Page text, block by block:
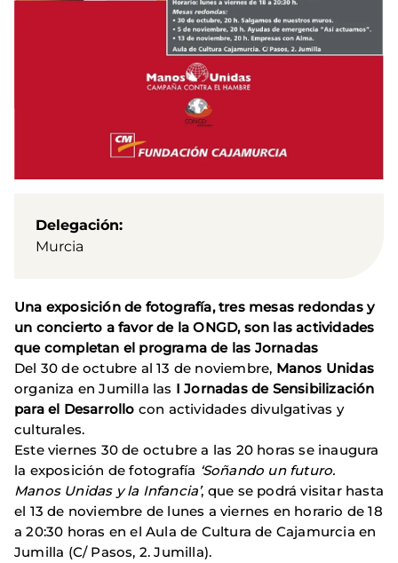
Delegación
Murcia
Una exposición de fotografía, tres mesas redondas y
un concierto a favor de la ONGD, son las actividades
que completan el programa de las Jornadas
Del 30 de octubre al 13 de noviembre, Manos Unidas
organiza en Jumilla las I Jornadas de Sensibilización
para el Desarrollo con actividades divulgativas y
culturales.
Este viernes 30 de octubre a las 20 horas se inaugura
la exposición de fotografía ‘Soñando un futuro.
Manos Unidas y la Infancia’, que se podrá visitar hasta
el 13 de noviembre de lunes a viernes en horario de 18
a 20:30 horas en el Aula de Cultura de Cajamurcia en
Jumilla (C/ Pasos, 2. Jumilla).